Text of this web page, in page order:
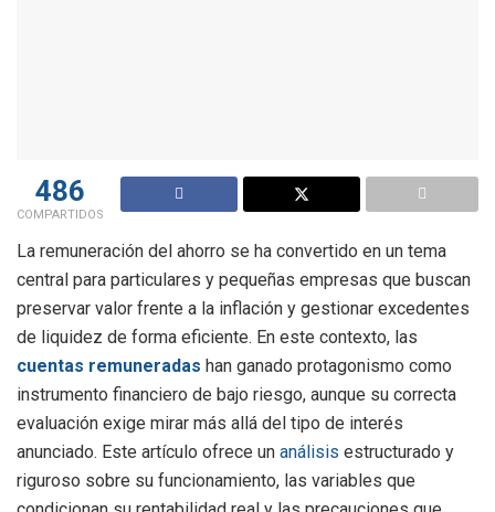
486
COMPARTIDOS
La remuneración del ahorro se ha convertido en un tema
central para particulares y pequeñas empresas que buscan
preservar valor frente a la inflación y gestionar excedentes
de liquidez de forma eficiente. En este contexto, las
cuentas remuneradas han ganado protagonismo como
instrumento financiero de bajo riesgo, aunque su correcta
evaluación exige mirar más allá del tipo de interés
anunciado. Este artículo ofrece un análisis estructurado y
riguroso sobre su funcionamiento, las variables que